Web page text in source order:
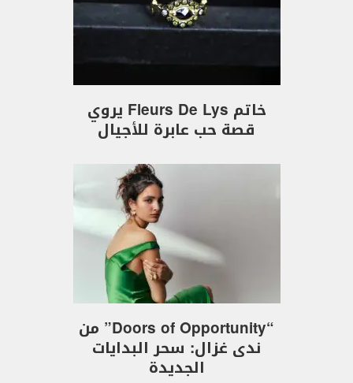
خاتم Fleurs De Lys يروي
قصة حب عابرة للأجيال
“Doors of Opportunity” من
ندى غزال: سحر البدايات
الجديدة